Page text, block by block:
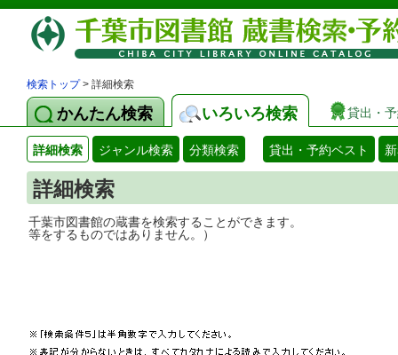
検索トップ> 詳細検索
かんたん検索 いろいろ検索 貸出・
詳細検索 ジャンル検索 分類検索 貸出・予約ベスト
詳細検索
千葉市図書館の蔵書を検索することがで
等をするものではありません。）